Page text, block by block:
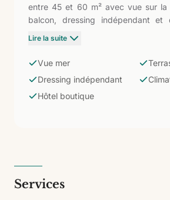
entre 45 et 60 m² avec vue sur la
balcon, dressing indépendant et
réfrigérateur, cafetière et
seulement 37 chambres, la Suite
l'exclusivité et de l'intimité qui définit
Lire la suite
Vue mer
Dressing indépendant
Hôtel boutique
Services